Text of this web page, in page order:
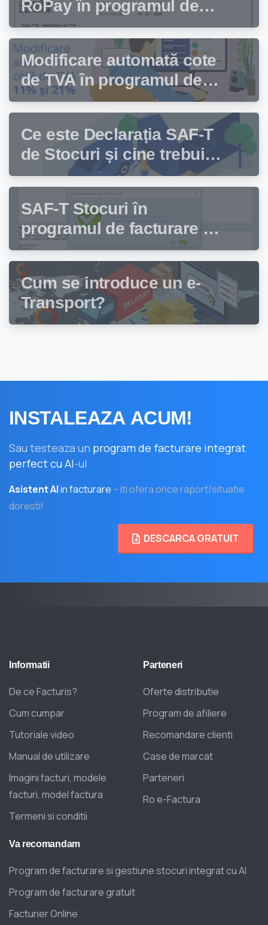
RoPay în programul de
facturare Facturis
Modificare automată cote
de TVA în programul de
facturare Facturis
Ce este Declarația SAF-T
de Stocuri și cine trebuie
să depună această
declarație?
SAF-T Stocuri în
programul de facturare și
gestiune stocuri Facturis
Cum se introduce un e-
Transport?
INSTALEAZA ACUM!
Sau testeaza un program de facturare integrat
perfect cu AI-ul
Asistent AIin facturare – iti ofera orice raport/situatie
doresti!
DESCARCA GRATUIT
Informatii
De ce Facturis?
Cum cumpar
Tutoriale video
Manual de utilizare
Imagini facturi, modele
facturi, model factura
Termeni si conditii
Parteneri
Oferte distributie
Program de afiliere
Recomandare clienti
Case de marcat
Parteneri
Ro e-Factura
Va recomandam
Program de facturare si gestiune stocuri integrat cu AI
Program de facturare gratuit
Facturier Online